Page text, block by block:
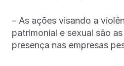
– As ações visando a
patrimonial e sexual são
presença nas empresas